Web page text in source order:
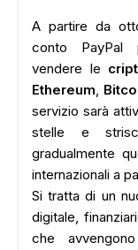
A partire da
conto PayPal
vendere le
Ethereum,
servizio sarà
stelle e
gradualmente
internazionali a
Si tratta di un
digitale,
che